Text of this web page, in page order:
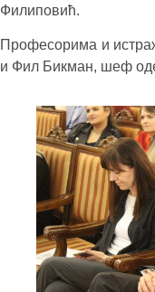
Филиповић.
Професорима и
и Фил Бикман, шеф